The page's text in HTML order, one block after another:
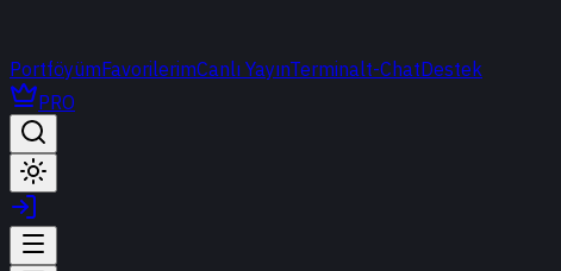
PortföyümFavorilerimCanlı YayınTerminalt-ChatDestek
PRO